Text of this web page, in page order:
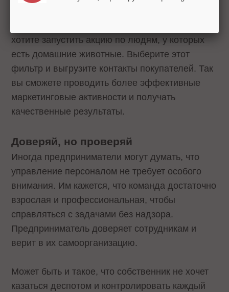
хотите запустить акцию по людям, у которых
есть домашние животные. Выберите этот
фильтр и выгрузите контакты покупателей. Так
вы сможете проводить более эффективные
маркетинговые активности и получать
качественные результаты.
Доверяй, но проверяй
Иногда предприниматели могут думать, что
управление персоналом не требует особого
внимания. Им кажется, что команда достаточно
взрослая и профессиональная, чтобы
справляться с задачами без надзора.
Предприниматель доверяет сотрудникам и
верит в их самоорганизацию.
Может быть и такое, что собственник не хочет
казаться деспотом и контролировать каждый